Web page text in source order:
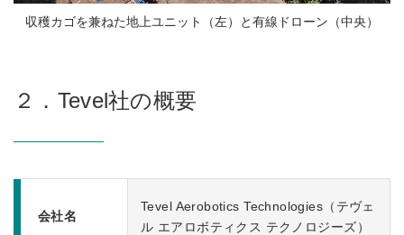
収穫カゴを兼ねた地上ユニット（左）と有線ドローン（中央）
２．Tevel社の概要
会社名
Tevel Aerobotics Technologies（テヴェ
ル エアロボティクス テクノロジーズ）